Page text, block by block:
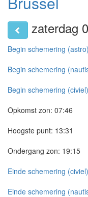
zaterdag
Begin schemering (astro)
Begin schemering
Begin schemering (civiel)
Opkomst zon: 07:46
Hoogste punt: 13:31
Ondergang zon: 19:15
Einde schemering (civiel)
Einde schemering